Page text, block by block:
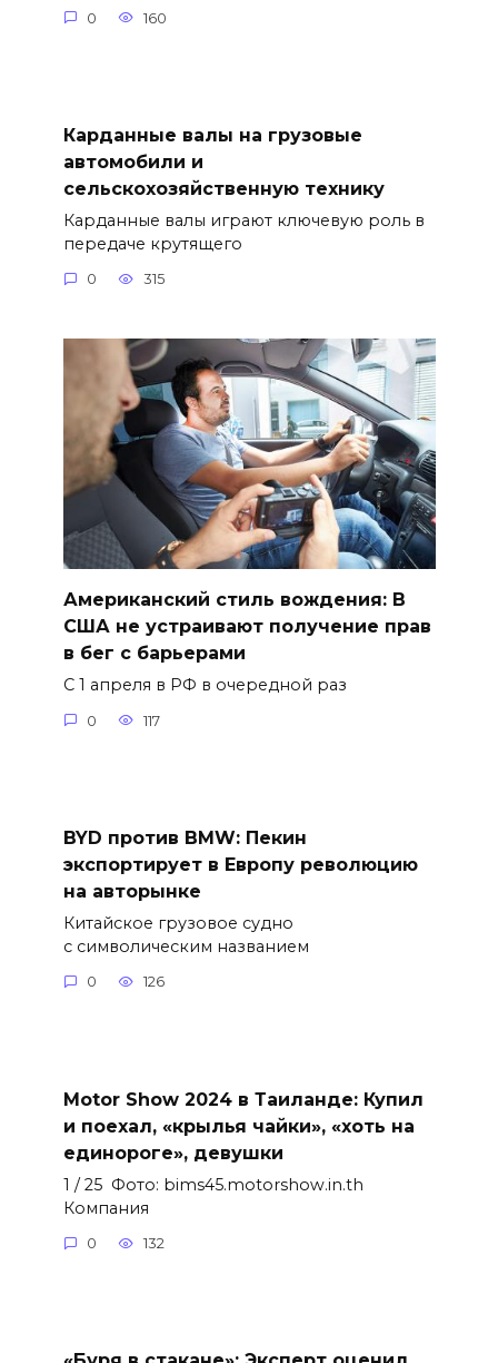
0 160
Карданные валы на грузовые
автомобили и
сельскохозяйственную технику
Карданные валы играют ключевую роль в
передаче крутящего
0 315
Американский стиль вождения: В
США не устраивают получение прав
в бег с барьерами
С 1 апреля в РФ в очередной раз
0 117
BYD против BMW: Пекин
экспортирует в Европу революцию
на авторынке
Китайское грузовое судно
с символическим названием
0 126
Motor Show 2024 в Таиланде: Купил
и поехал, «крылья чайки», «хоть на
единороге», девушки
1 / 25 Фото: bims45.motorshow.in.th
Компания
0 132